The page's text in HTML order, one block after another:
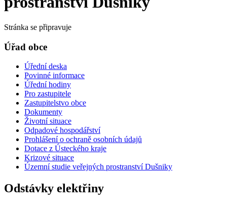
Stránka se připravuje
Úřad obce
Úřední deska
Povinné informace
Úřední hodiny
Pro zastupitele
Zastupitelstvo obce
Dokumenty
Životní situace
Odpadové hospodářství
Prohlášení o ochraně osobních údajů
Dotace z Ústeckého kraje
Krizové situace
Územní studie veřejných prostranství Dušniky
Odstávky elektřiny